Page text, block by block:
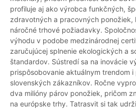
profiluje aj ako výrobca funkčných,
zdravotných a pracovných ponožiek,
náročné trhové požiadavky.
výhodu v podobe medzinárodnej
zaručujúcej splnenie ekologických a
štandardov. Sústredí sa na inovácie
prispôsobovanie aktuálnym trendom i
slovenských zákazníkov. Ročne
dva milióny párov ponožiek, pričom
na európske trhy. Tatrasvit si tak